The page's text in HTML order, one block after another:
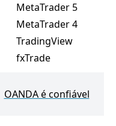
MetaTrader 5
MetaTrader 4
TradingView
fxTrade
OANDA é confiável